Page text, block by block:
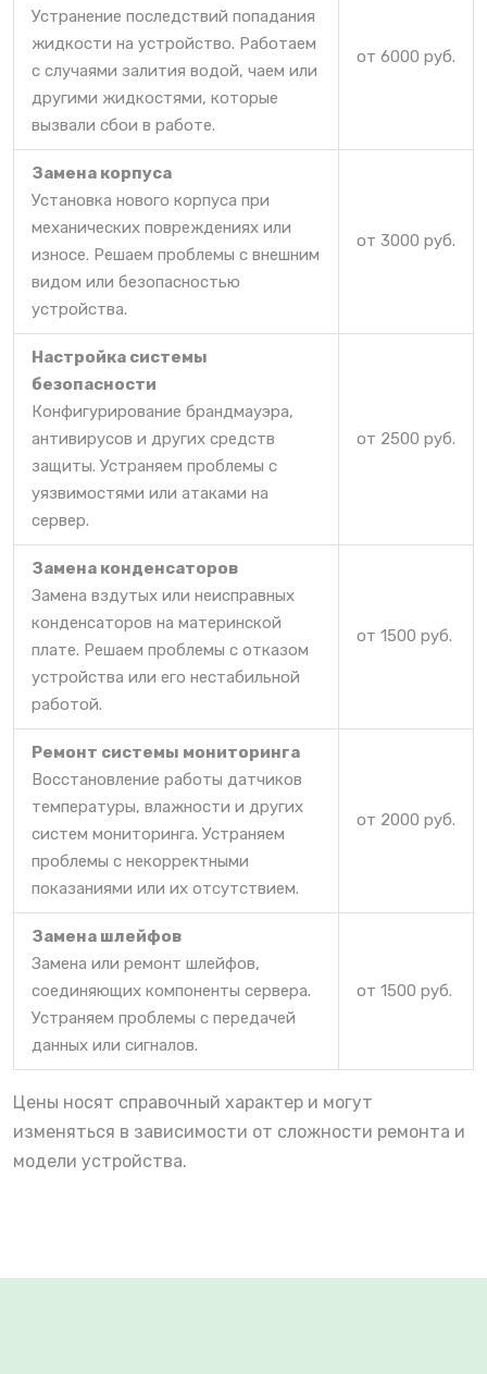
Устранение последствий попадания
жидкости на устройство. Работаем
с случаями залития водой, чаем или
другими жидкостями, которые
вызвали сбои в работе.
от 6000 руб.
Замена корпуса
Установка нового корпуса при
механических повреждениях или
износе. Решаем проблемы с внешним
видом или безопасностью
устройства.
от 3000 руб.
Настройка системы
безопасности
Конфигурирование брандмауэра,
антивирусов и других средств
защиты. Устраняем проблемы с
уязвимостями или атаками на
сервер.
от 2500 руб.
Замена конденсаторов
Замена вздутых или неисправных
конденсаторов на материнской
плате. Решаем проблемы с отказом
устройства или его нестабильной
работой.
от 1500 руб.
Ремонт системы мониторинга
Восстановление работы датчиков
температуры, влажности и других
систем мониторинга. Устраняем
проблемы с некорректными
показаниями или их отсутствием.
от 2000 руб.
Замена шлейфов
Замена или ремонт шлейфов,
соединяющих компоненты сервера.
Устраняем проблемы с передачей
данных или сигналов.
от 1500 руб.
Цены носят справочный характер и могут
изменяться в зависимости от сложности ремонта и
модели устройства.